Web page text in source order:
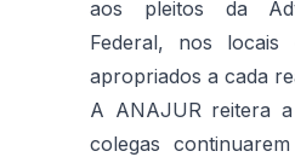
aos pleitos da
Federal, nos locais
apropriados a cada
A ANAJUR reitera
colegas